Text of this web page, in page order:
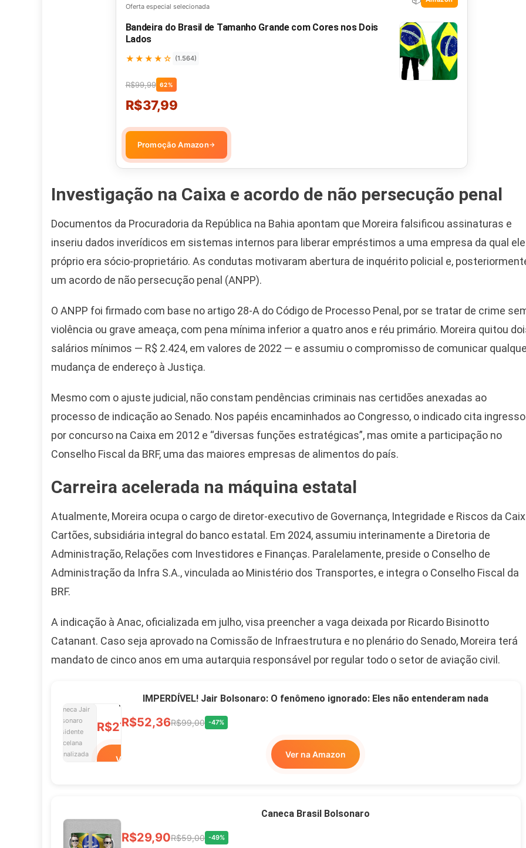
Oferta especial selecionada
Bandeira do Brasil de Tamanho Grande com Cores nos Dois
Lados
★★★★☆ (1.564)
R$99,99 62%
R$37,99
Promoção Amazon→
Investigação na Caixa e acordo de não persecução penal
Documentos da Procuradoria da República na Bahia apontam que Moreira falsificou assinaturas e
inseriu dados inverídicos em sistemas internos para liberar empréstimos a uma empresa da qual ele
próprio era sócio-proprietário. As condutas motivaram abertura de inquérito policial e,
um acordo de não persecução penal (ANPP).
O ANPP foi firmado com base no artigo 28-A do Código de Processo Penal, por se tratar de crime
violência ou grave ameaça, com pena mínima inferior a quatro anos e réu primário. Moreira quitou
salários mínimos — R$ 2.424, em valores de 2022 — e assumiu o compromisso de comunicar
mudança de endereço à Justiça.
Mesmo com o ajuste judicial, não constam pendências criminais nas certidões anexadas ao
processo de indicação ao Senado. Nos papéis encaminhados ao Congresso, o indicado cita ingresso
por concurso na Caixa em 2012 e “diversas funções estratégicas”, mas omite a participação no
Conselho Fiscal da BRF, uma das maiores empresas de alimentos do país.
Carreira acelerada na máquina estatal
Atualmente, Moreira ocupa o cargo de diretor-executivo de Governança, Integridade e Riscos da
Cartões, subsidiária integral do banco estatal. Em 2024, assumiu interinamente a Diretoria de
Administração, Relações com Investidores e Finanças. Paralelamente, preside o Conselho de
Administração da Infra S.A., vinculada ao Ministério dos Transportes, e integra o Conselho Fiscal da
BRF.
A indicação à Anac, oficializada em julho, visa preencher a vaga deixada por Ricardo Bisinotto
Catanant. Caso seja aprovado na Comissão de Infraestrutura e no plenário do Senado, Moreira terá
mandato de cinco anos em uma autarquia responsável por regular todo o setor de aviação civil.
Camiseta Camisa
2026 Pátria Brasil 6 X
10,00 S/JUROS
R$60,00R$99,00 -39%
LIVRE
Presidente Porcelana
Personalizada
R$27,99R$49,00 -43%
Ver no MERCADO
Xícara Bolsonaro
Brasão Deus Acima De
IMPERDÍVEL! Jair Bolsonaro: O fenômeno ignorado: Eles não entenderam nada
R$52,36R$99,00 -47%
Ver na Amazon
Caneca Brasil Bolsonaro
R$29,90R$59,00 -49%